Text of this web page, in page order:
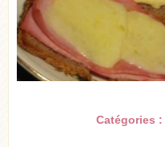
Catégories :